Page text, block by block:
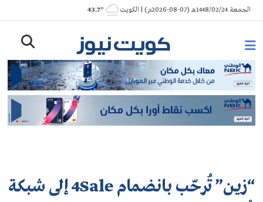
Skip
to
الجمعة 1448/02/24هـ (07-08-2026م) | الكويت ° 43.7
“زين” تُرحّب بانضمام 4Sale إلى شبكة